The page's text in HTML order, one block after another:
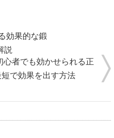
効果的な鍛
説
心者でも効かせられる正
で効果を出す方法